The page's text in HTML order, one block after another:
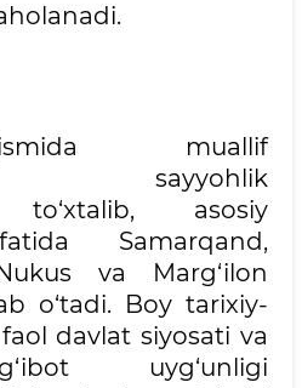
muallif
sayyohlik
to‘xtalib, asosiy
Samarqand,
va Marg‘ilon
o‘tadi. Boy tarixiy-
davlat siyosati va
uyg‘unligi